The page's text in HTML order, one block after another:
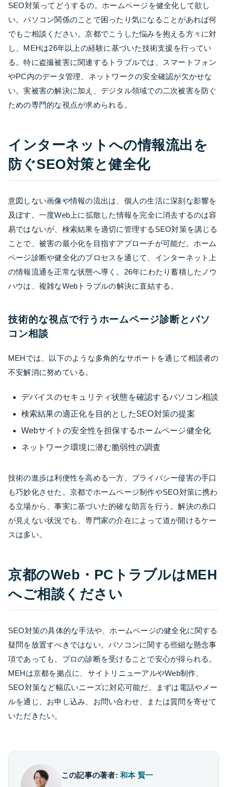
SEO対策ってどうするの。ホームページを健全化して欲し
い。パソコン関係のことで困ったり気になることがあれば何
でもご相談ください。京都でこうした悩みを抱える方々に対
し、MEHは26年以上の経験に基づいた技術支援を行ってい
る。特に盗撮被害に関連するトラブルでは、スマートフォン
やPC内のデータ管理、ネットワークの安全確認が欠かせな
い。実被害の解決に加え、デジタル領域での二次被害を防ぐ
ための専門的な視点が求められる。
インターネットへの情報流出を
防ぐSEO対策と健全化
意図しない画像や情報の流出は、個人の生活に深刻な影響を
及ぼす。一度Web上に拡散した情報を完全に消去するのは容
易ではないが、検索結果を適切に管理するSEO対策を講じる
ことで、被害の最小化を目指すアプローチが可能だ。ホーム
ページ診断や健全化のプロセスを通じて、インターネット上
の情報流通を正常な状態へ導く。26年にわたり蓄積したノウ
ハウは、複雑なWebトラブルの解決に直結する。
技術的な視点で行うホームページ診断とパソ
コン相談
MEHでは、以下のような多角的なサポートを通じて相談者の
不安解消に努めている。
デバイスのセキュリティ状態を確認するパソコン相談
検索結果の適正化を目的としたSEO対策の提案
Webサイトの安全性を担保するホームページ健全化
ネットワーク環境に潜む脆弱性の調査
技術の進歩は利便性を高める一方、プライバシー侵害の手口
も巧妙化させた。京都でホームページ制作やSEO対策に携わ
る立場から、事実に基づいた的確な助言を行う。解決の糸口
が見えない状況でも、専門家の介在によって道が開けるケー
スは多い。
京都のWeb・PCトラブルはMEH
へご相談ください
SEO対策の具体的な手法や、ホームページの健全化に関する
疑問を放置すべきではない。パソコンに関する些細な懸念事
項であっても、プロの診断を受けることで安心が得られる。
MEHは京都を拠点に、サイトリニューアルやWeb制作、
SEO対策など幅広いニーズに対応可能だ。まずは電話やメー
ルを通じ、お申し込み、お問い合わせ、または質問を寄せて
いただきたい。
この記事の著者:和本 賢一